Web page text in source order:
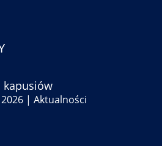
kapusiów
|Aktualności